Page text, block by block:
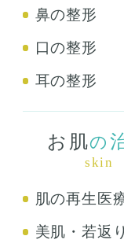
鼻の整形
口の整形
耳の整形
お肌の
skin
肌の再生医
美肌・若返